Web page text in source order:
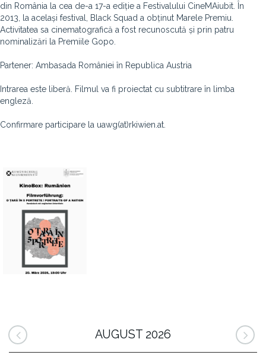
din România la cea de-a 17-a ediție a Festivalului CineMAiubit. În
2013, la același festival, Black Squad a obținut Marele Premiu.
Activitatea sa cinematografică a fost recunoscută și prin patru
nominalizări la Premiile Gopo.
Partener: Ambasada României în Republica Austria
Intrarea este liberă. Filmul va fi proiectat cu subtitrare în limba
engleză.
Confirmare participare la uawg(at)rkiwien.at.
AUGUST 2026